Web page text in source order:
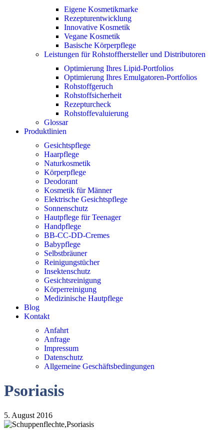
Eigene Kosmetikmarke
Rezepturentwicklung
Innovative Kosmetik
Vegane Kosmetik
Basische Körperpflege
Leistungen für Rohstoffhersteller und Distributoren
Optimierung Ihres Lipid-Portfolios
Optimierung Ihres Emulgatoren-Portfolios
Rohstoffgeruch
Rohstoffsicherheit
Rezepturcheck
Rohstoffevaluierung
Glossar
Produktlinien
Gesichtspflege
Haarpflege
Naturkosmetik
Körperpflege
Deodorant
Kosmetik für Männer
Elektrische Gesichtspflege
Sonnenschutz
Hautpflege für Teenager
Handpflege
BB-CC-DD-Cremes
Babypflege
Selbstbräuner
Reinigungstücher
Insektenschutz
Gesichtsreinigung
Körperreinigung
Medizinische Hautpflege
Blog
Kontakt
Anfahrt
Anfrage
Impressum
Datenschutz
Allgemeine Geschäftsbedingungen
Psoriasis
5. August 2016